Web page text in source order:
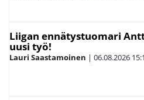
Liigan ennätystuomari
uusi työ!
Lauri Saastamoinen | 06.08.2026